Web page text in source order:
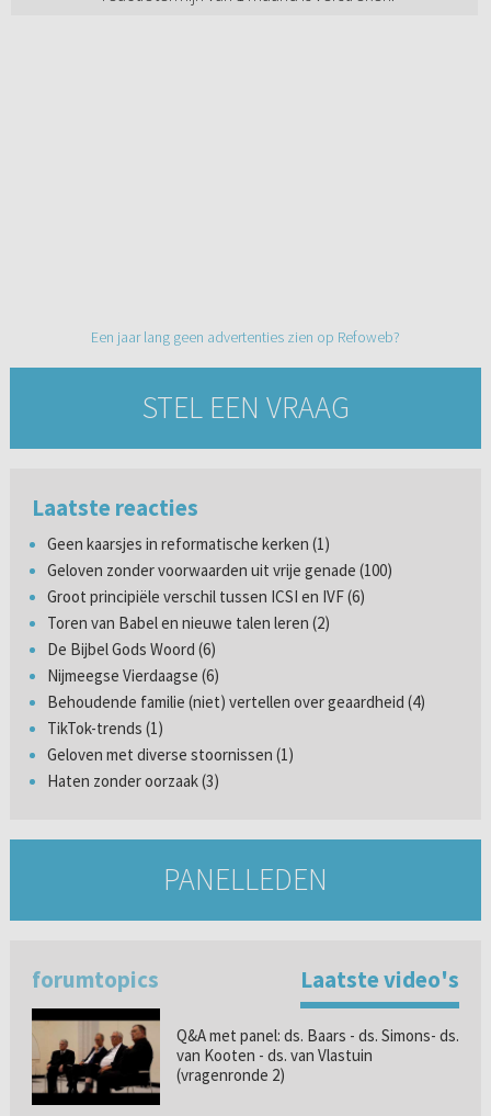
Een jaar lang geen advertenties zien op Refoweb?
STEL EEN VRAAG
Laatste reacties
Geen kaarsjes in reformatische kerken (1)
Geloven zonder voorwaarden uit vrije genade (100)
Groot principiële verschil tussen ICSI en IVF (6)
Toren van Babel en nieuwe talen leren (2)
De Bijbel Gods Woord (6)
Nijmeegse Vierdaagse (6)
Behoudende familie (niet) vertellen over geaardheid (4)
TikTok-trends (1)
Geloven met diverse stoornissen (1)
Haten zonder oorzaak (3)
PANELLEDEN
forumtopics Laatste video's
Q&A met panel: ds. Baars - ds. Simons- ds.
van Kooten - ds. van Vlastuin
(vragenronde 2)